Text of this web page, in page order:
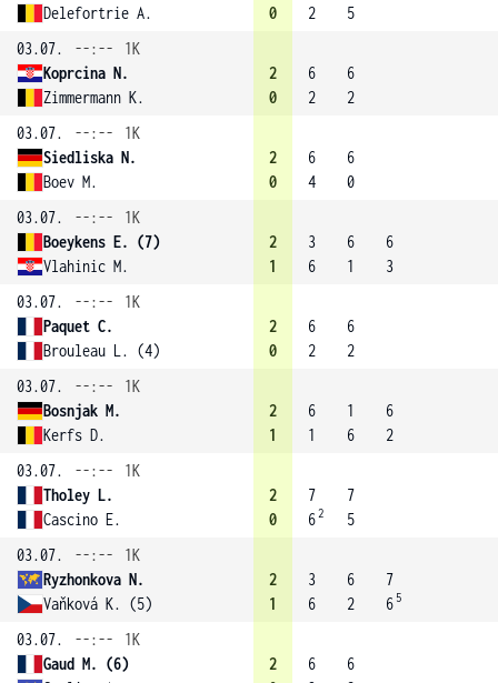
Delefortrie A.
0
2
5
03.07.
--:--
1K
Koprcina N.
Zimmermann K.
2
0
6
2
6
2
03.07.
--:--
1K
Siedliska N.
Boev M.
2
0
6
4
6
0
03.07.
--:--
1K
Boeykens E. (7)
Vlahinic M.
2
1
3
6
6
1
6
3
03.07.
--:--
1K
Paquet C.
Brouleau L. (4)
2
0
6
2
6
2
03.07.
--:--
1K
Bosnjak M.
Kerfs D.
2
1
6
1
1
6
6
2
03.07.
--:--
1K
Tholey L.
Cascino E.
2
0
7
62
7
5
03.07.
--:--
1K
Ryzhonkova N.
Vaňková K. (5)
2
1
3
6
6
2
7
6 5
03.07. --:--
1K
Gaud M. (6)
2
6
6